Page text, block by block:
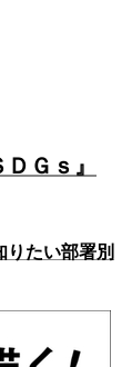
Ｇｓ』
りたい部署別